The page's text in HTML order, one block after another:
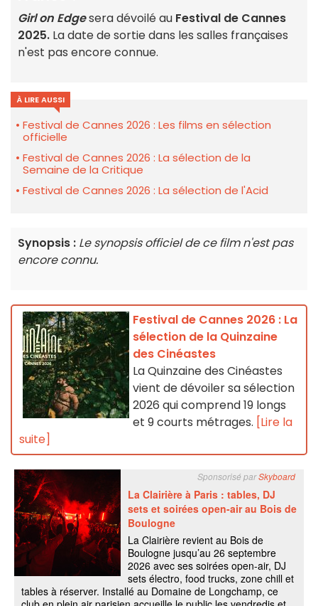
Girl on Edgesera dévoilé au Festival de Cannes
2025. La date de sortie dans les salles françaises
n'est pas encore connue.
À LIRE AUSSI
Festival de Cannes 2026 : Les films en sélection
officielle
Festival de Cannes 2026 : La sélection de la
Semaine de la Critique
Festival de Cannes 2026 : La sélection de l'Acid
Synopsis : Le synopsis officiel de ce film n'est pas
encore connu.
Festival de Cannes 2026 : La
sélection de la Quinzaine
des Cinéastes
La Quinzaine des Cinéastes
vient de dévoiler sa sélection
2026 qui comprend 19 longs
et 9 courts métrages. [Lire la
suite]